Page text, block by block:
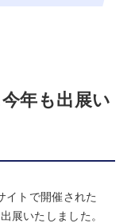
年も出展い
トで開催された
展いたしました。